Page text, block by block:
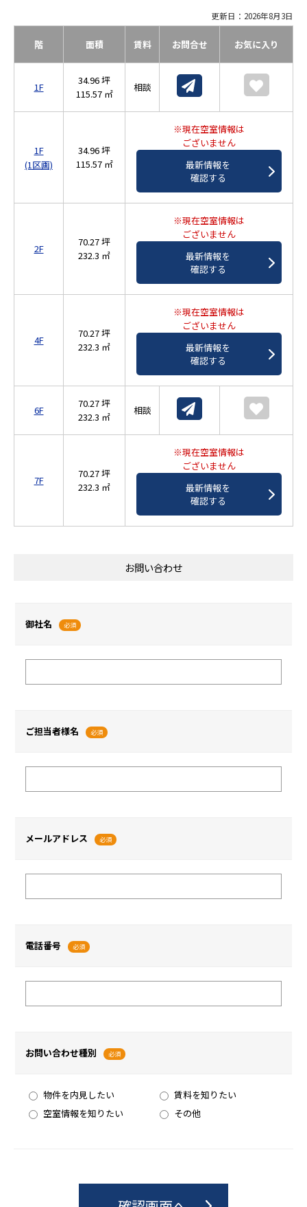
更新日：2026年8月3日
階 面積 賃料 お問合せ お気に入り
1F
34.96 坪
115.57 ㎡
相談
1F
(1区画)
34.96 坪
115.57 ㎡
※現在空室情報は
ございません
最新情報を
確認する
2F
70.27 坪
232.3 ㎡
※現在空室情報は
ございません
最新情報を
確認する
4F
70.27 坪
232.3 ㎡
※現在空室情報は
ございません
最新情報を
確認する
6F
70.27 坪
232.3 ㎡
相談
7F
70.27 坪
232.3 ㎡
※現在空室情報は
ございません
最新情報を
確認する
お問い合わせ
御社名 必須
ご担当者様名 必須
メールアドレス 必須
電話番号 必須
お問い合わせ種別 必須
物件を内見したい
賃料を知りたい
空室情報を知りたい
その他